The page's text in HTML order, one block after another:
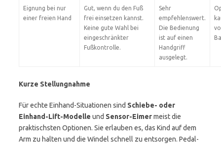
Eignung bei nur
einer freien Hand
Gut, wenn du den Fuß
frei einsetzen kannst.
Keine gute Wahl bei
eingeschränkter
Fußkontrolle.
Sehr
empfehlenswert.
Die Bedienung
ist auf einen
Handgriff
ausgelegt.
Kurze Stellungnahme
Für echte Einhand-Situationen sind Schiebe- oder
Einhand-Lift-Modelle und Sensor-Eimermeist die
praktischsten Optionen. Sie erlauben es, das Kind auf dem
Arm zu halten und die Windel schnell zu entsorgen. Pedal-